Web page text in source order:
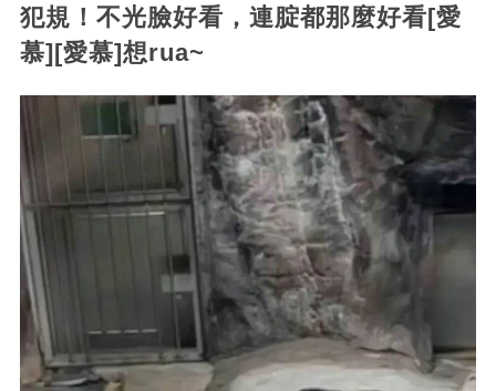
犯規！不光臉好看，連腚都那麼好看[愛
慕][愛慕]想rua~